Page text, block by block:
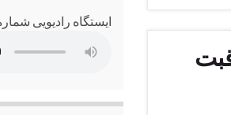
ایستگاه رادیویی